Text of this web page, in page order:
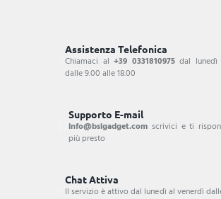
Assistenza Telefonica
Chiamaci al+39 0331810975dal lunedì
dalle 9.00 alle 18.00
Supporto E-mail
info@bsigadget.com scrivici e ti
più presto
Chat Attiva
Il servizio è attivo dal lunedì al venerdì